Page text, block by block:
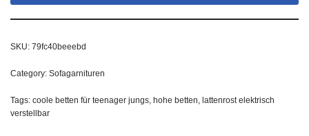
SKU: 79fc40beeebd
Category: Sofagarnituren
Tags: coole betten für teenager jungs hohe betten lattenrost elektrisch
verstellbar